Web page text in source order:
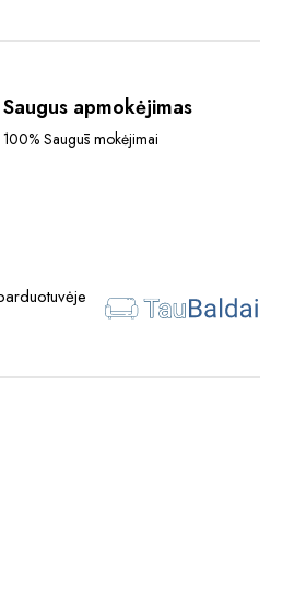
Saugus apmokėjimas
100% Saugūs mokėjimai